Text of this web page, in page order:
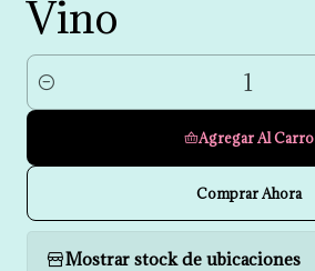
Vino
Cantidad
Agregar Al Carro
Comprar Ahora
Mostrar stock de ubicaciones